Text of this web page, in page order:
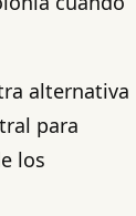
alternativa
para
los